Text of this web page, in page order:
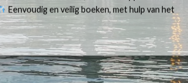
Eenvoudig en veilig boeken, met hulp van het